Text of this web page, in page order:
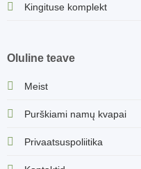
Kingituse komplekt
Oluline teave
Meist
Purškiami namų kvapai
Privaatsuspoliitika